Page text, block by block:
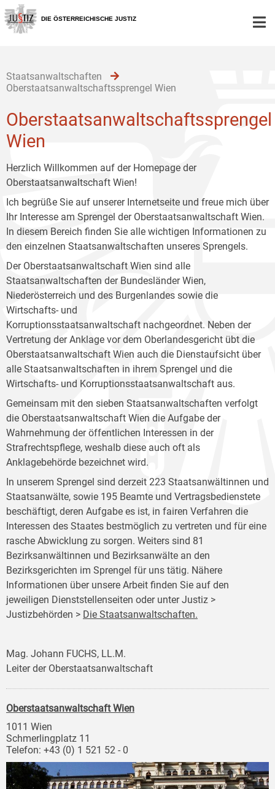
Zur
Hauptnavigation
[1]
Zum
Inhalt
[2]
Zum
Untermenü
[3]
DIE ÖSTERREICHISCHE JUSTIZ
Staatsanwaltschaften
Oberstaatsanwaltschaftssprengel Wien
Oberstaatsanwaltschaftssprengel
Wien
Herzlich Willkommen auf der Homepage der
Oberstaatsanwaltschaft Wien!
Ich begrüße Sie auf unserer Internetseite und freue mich über
Ihr Interesse am Sprengel der Oberstaatsanwaltschaft Wien.
In diesem Bereich finden Sie alle wichtigen Informationen zu
den einzelnen Staatsanwaltschaften unseres Sprengels.
Der Oberstaatsanwaltschaft Wien sind alle
Staatsanwaltschaften der Bundesländer Wien,
Niederösterreich und des Burgenlandes sowie die
Wirtschafts- und
Korruptionsstaatsanwaltschaft nachgeordnet. Neben der
Vertretung der Anklage vor dem Oberlandesgericht übt die
Oberstaatsanwaltschaft Wien auch die Dienstaufsicht über
alle Staatsanwaltschaften in ihrem Sprengel und die
Wirtschafts- und Korruptionsstaatsanwaltschaft aus.
Gemeinsam mit den sieben Staatsanwaltschaften verfolgt
die Oberstaatsanwaltschaft Wien die Aufgabe der
Wahrnehmung der öffentlichen Interessen in der
Strafrechtspflege, weshalb diese auch oft als
Anklagebehörde bezeichnet wird.
In unserem Sprengel sind derzeit 223 Staatsanwältinnen und
Staatsanwälte, sowie 195 Beamte und Vertragsbedienstete
beschäftigt, deren Aufgabe es ist, in fairen Verfahren die
Interessen des Staates bestmöglich zu vertreten und für eine
rasche Abwicklung zu sorgen. Weiters sind 81
Bezirksanwältinnen und Bezirksanwälte an den
Bezirksgerichten im Sprengel für uns tätig. Nähere
Informationen über unsere Arbeit finden Sie auf den
jeweiligen Dienststellenseiten oder unter Justiz >
Justizbehörden > Die Staatsanwaltschaften.
Mag. Johann FUCHS, LL.M.
Leiter der Oberstaatsanwaltschaft
Oberstaatsanwaltschaft Wien
1011 Wien
Schmerlingplatz 11
Telefon: +43 (0) 1 521 52 - 0